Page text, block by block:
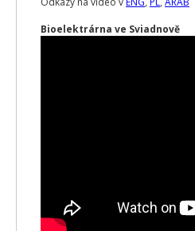
Bioelektrárna ve Sviadnově